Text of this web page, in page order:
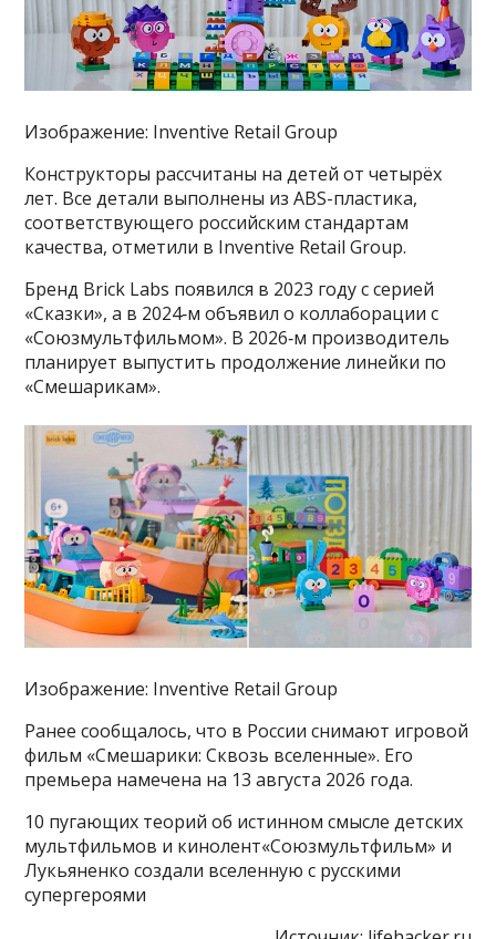
Изображение: Inventive Retail Group
Конструкторы рассчитаны на детей от четырёх
лет. Все детали выполнены из ABS-пластика,
соответствующего российским стандартам
качества, отметили в Inventive Retail Group.
Бренд Brick Labs появился в 2023 году с серией
«Сказки», а в 2024‑м объявил о коллаборации с
«Союзмультфильмом». В 2026‑м производитель
планирует выпустить продолжение линейки по
«Смешарикам».
Изображение: Inventive Retail Group
Ранее сообщалось, что в России снимают игровой
фильм «Смешарики: Сквозь вселенные». Его
премьера намечена на 13 августа 2026 года.
10 пугающих теорий об истинном смысле детских
мультфильмов и кинолент«Союзмультфильм» и
Лукьяненко создали вселенную с русскими
супергероями